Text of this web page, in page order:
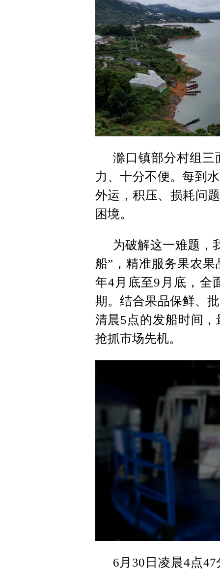
滁口镇部分村组三
力、十分不便。每到
外运，积压、损耗问
困境。
为破解这一难题，
船”，精准服务果农
年4月底至9月底，全
期。结合果品保鲜、
清晨5点的发船时间
抢抓市场先机。
6月30日凌晨4点